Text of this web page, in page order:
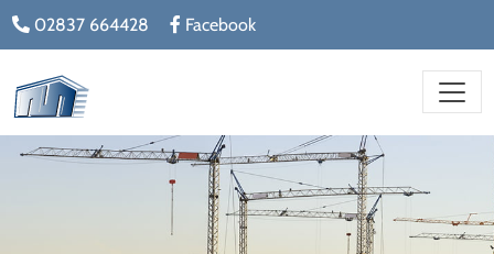
02837 664428 Facebook